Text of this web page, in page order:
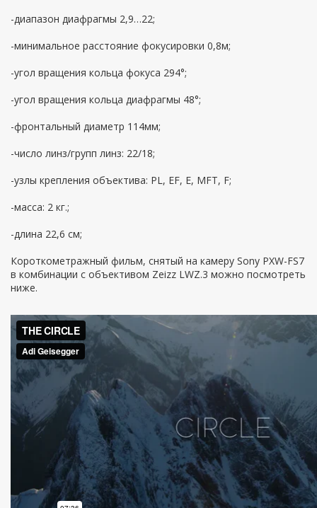
-диапазон диафрагмы 2,9…22;
-минимальное расстояние фокусировки 0,8м;
-угол вращения кольца фокуса 294°;
-угол вращения кольца диафрагмы 48°;
-фронтальный диаметр 114мм;
-число линз/групп линз: 22/18;
-узлы крепления объектива: PL, EF, E, MFT, F;
-масса: 2 кг.;
-длина 22,6 см;
Короткометражный фильм, снятый на камеру Sony PXW-FS7
в комбинации с объективом Zeizz LWZ.3 можно посмотреть
ниже.